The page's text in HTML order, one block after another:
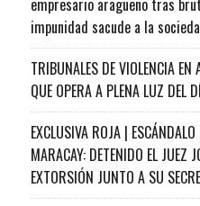
impunidad sacude a la
TRIBUNALES DE VIOLENCIA
QUE OPERA A PLENA LUZ DEL
EXCLUSIVA ROJA |
MARACAY: DETENIDO EL JUEZ
EXTORSIÓN JUNTO A SU